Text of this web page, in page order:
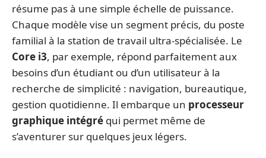
résume pas à une simple échelle de puissance.
Chaque modèle vise un segment précis, du poste
familial à la station de travail ultra-spécialisée. Le
Core i3, par exemple, répond parfaitement aux
besoins d’un étudiant ou d’un utilisateur à la
recherche de simplicité : navigation, bureautique,
gestion quotidienne. Il embarque un processeur
graphique intégré qui permet même de
s’aventurer sur quelques jeux légers.